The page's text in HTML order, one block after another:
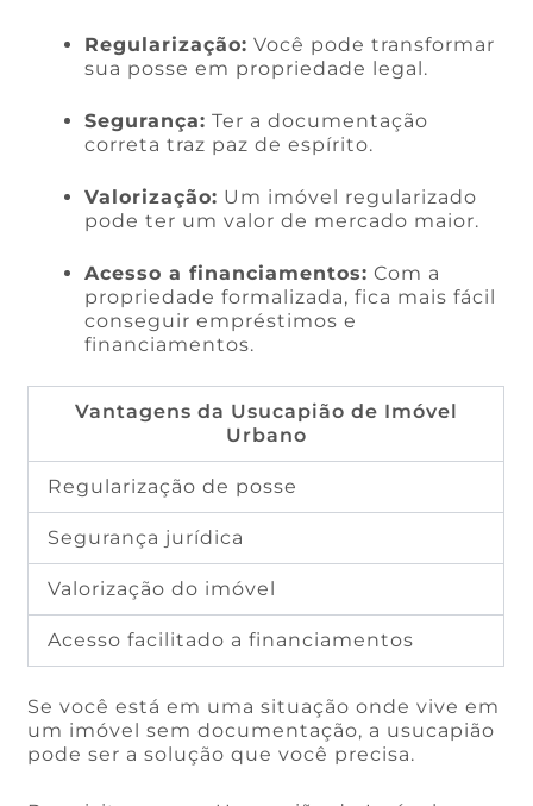
Regularização: Você pode transformar
sua posse em propriedade legal.
Segurança: Ter a documentação
correta traz paz de espírito.
Valorização: Um imóvel regularizado
pode ter um valor de mercado maior.
Acesso a financiamentos: Com a
propriedade formalizada, fica mais fácil
conseguir empréstimos e
financiamentos.
Vantagens da Usucapião de Imóvel
Urbano
Regularização de posse
Segurança jurídica
Valorização do imóvel
Acesso facilitado a financiamentos
Se você está em uma situação onde vive em
um imóvel sem documentação, a usucapião
pode ser a solução que você precisa.